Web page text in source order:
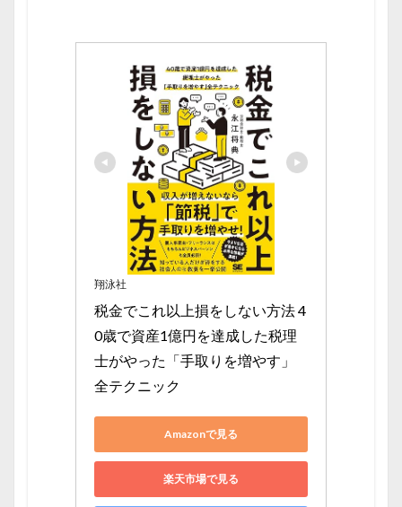
翔泳社
税金でこれ以上損をしない方法 4
0歳で資産1億円を達成した税理
士がやった「手取りを増やす」
全テクニック
Amazonで見る
楽天市場で見る